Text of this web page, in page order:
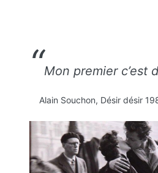
Mon premier c’est
Alain Souchon, Désir désir